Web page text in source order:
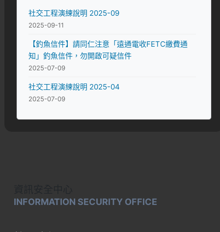
社交工程演練說明 2025-09
2025-09-11
【釣魚信件】請同仁注意「遠通電收FETC繳費通
知」釣魚信件，勿開啟可疑信件
2025-07-09
社交工程演練說明 2025-04
2025-07-09
【釣魚信件】請同仁注意「監理服務站辦理通知」
INFORMATION SECURITY OFFICE